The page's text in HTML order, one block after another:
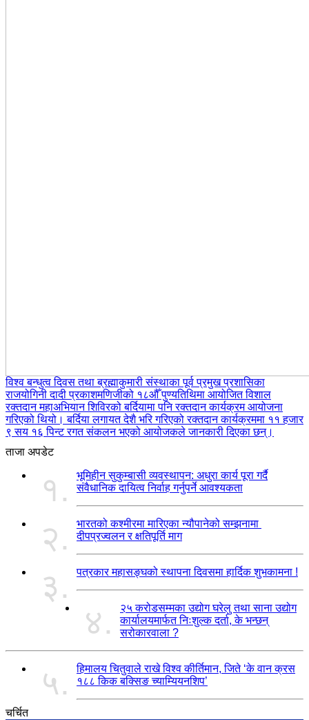
विश्व बन्धुत्व दिवस तथा ब्रह्माकुमारी संस्थाका पूर्व प्रमुख प्रशासिका
राजयोगिनी दादी प्रकाशमणिजीको १८औँ पुण्यतिथिमा आयोजित विशाल
रक्तदान महाअभियान शिविरको बर्दियामा पनि रक्तदान कार्यक्रम आयोजना
गरिएको थियो। बर्दिया लगायत देशै भरि गरिएको रक्तदान कार्यक्रममा ११ हजार
९ सय १६ पिन्ट रगत संकलन भएको आयोजकले जानकारी दिएका छन्।
ताजा अपडेट
१.
भूमिहीन सुकुम्बासी व्यवस्थापन: अधुरा कार्य पूरा गर्दै
संवैधानिक दायित्व निर्वाह गर्नुपर्ने आवश्यकता
२.
भारतको कश्मीरमा मारिएका न्यौपानेको सम्झनामा
दीपप्रज्वलन र क्षतिपूर्ति माग
३. पत्रकार महासङ्घको स्थापना दिवसमा हार्दिक शुभकामना !
४.
२५ करोडसम्मका उद्योग घरेलु तथा साना उद्योग
कार्यालयमार्फत निःशुल्क दर्ता, के भन्छन्
सरोकारवाला ?
५.
हिमालय चितुवाले राखे विश्व कीर्तिमान, जिते ‘के वान क्रस
१८८ किक बक्सिङ च्याम्यियनशिप’
चर्चित